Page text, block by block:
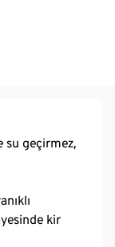
su geçirmez,
kir